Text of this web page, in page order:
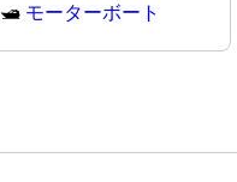
🛥️ モーターボート